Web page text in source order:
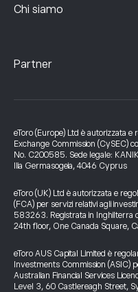
Chi siamo
Partner
eToro (Europe) Ltd è autorizzata
Exchange Commission (CySEC)
No. C200585. Sede legale:
Ilia Germasogeia, 4046 Cyprus
eToro (UK) Ltd è autorizzata e
(FCA) per servizi relativi agli
583263. Registrata in Inghilterra
24th floor, One Canada Square,
eToro AUS Capital Limited è
Investments Commission (ASIC)
Australian Financial Services
Level 3, 60 Castlereagh Street,